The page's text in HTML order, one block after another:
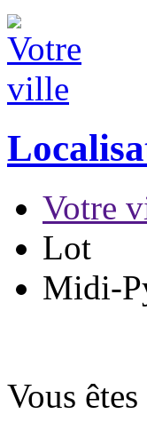
Votre
Lot
Midi-
Vous